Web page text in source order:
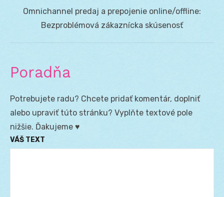
Next
Omnichannel predaj a prepojenie online/offline:
Bezproblémová zákaznícka skúsenosť
Poradňa
Potrebujete radu? Chcete pridať komentár, doplniť
alebo upraviť túto stránku? Vyplňte textové pole
nižšie. Ďakujeme ♥
VÁŠ TEXT